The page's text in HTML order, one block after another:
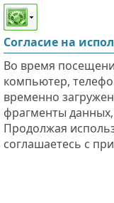
Этот сайт
слабовидящих
Согласие на
Во время
компьютер,
временно
фрагменты
Продолжая
соглашаетесь с